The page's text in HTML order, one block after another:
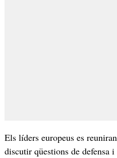
Els líders europeus es
discutir qüestions de defensa